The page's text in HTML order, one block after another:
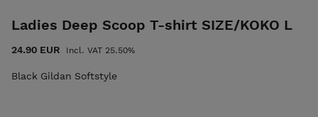
Ladies Deep Scoop T-shirt SIZE/KOKO L
24.90 EUR Incl. VAT 25.50%
Black Gildan Softstyle